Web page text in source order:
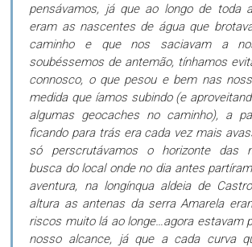
pensávamos, já que ao longo de toda
eram as nascentes de água que
caminho e que nos saciavam a
soubéssemos de antemão, tínhamos
connosco, o que pesou e bem nas
medida que íamos subindo (e
algumas geocaches no caminho), a
ficando para trás era cada vez mais
só perscrutávamos o horizonte das
busca do local onde no dia antes
aventura, na longínqua aldeia de
altura as antenas da serra Amarela
riscos muito lá ao longe…agora estavam
nosso alcance, já que a cada curva